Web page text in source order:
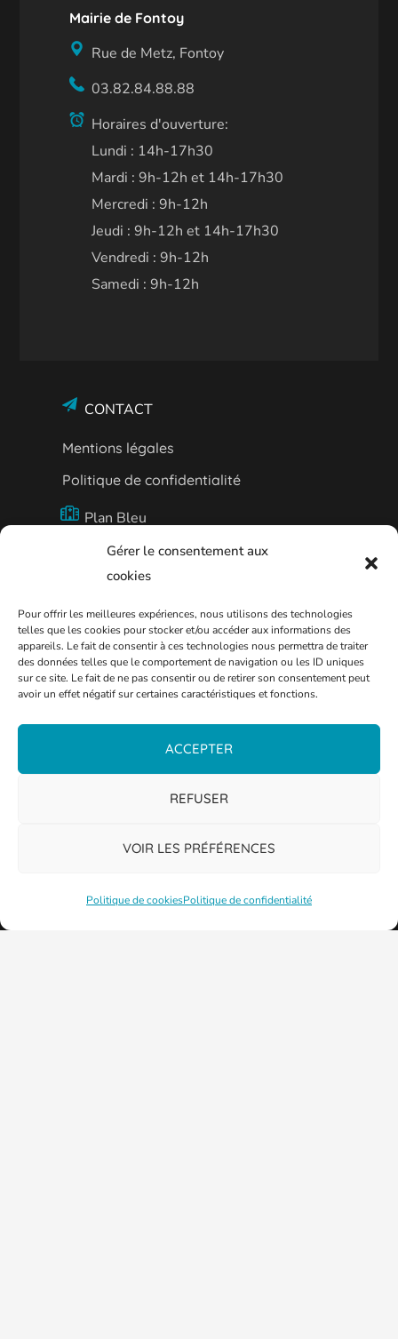
Gérer le consentement aux
cookies
Pour offrir les meilleures expériences, nous utilisons des technologies
telles que les cookies pour stocker et/ou accéder aux informations des
appareils. Le fait de consentir à ces technologies nous permettra de traiter
des données telles que le comportement de navigation ou les ID uniques
sur ce site. Le fait de ne pas consentir ou de retirer son consentement peut
avoir un effet négatif sur certaines caractéristiques et fonctions.
ACCEPTER
REFUSER
VOIR LES PRÉFÉRENCES
Politique de cookiesPolitique de confidentialité
Mairie de Fontoy
Rue de Metz, Fontoy
03.82.84.88.88
Horaires d'ouverture:
Lundi : 14h-17h30
Mardi : 9h-12h et 14h-17h30
Mercredi : 9h-12h
Jeudi : 9h-12h et 14h-17h30
Vendredi : 9h-12h
Samedi : 9h-12h
CONTACT
Mentions légales
Politique de confidentialité
Plan Bleu
Entreprises et associations
09 77 42 57 57
Agence Vivest de Thionville